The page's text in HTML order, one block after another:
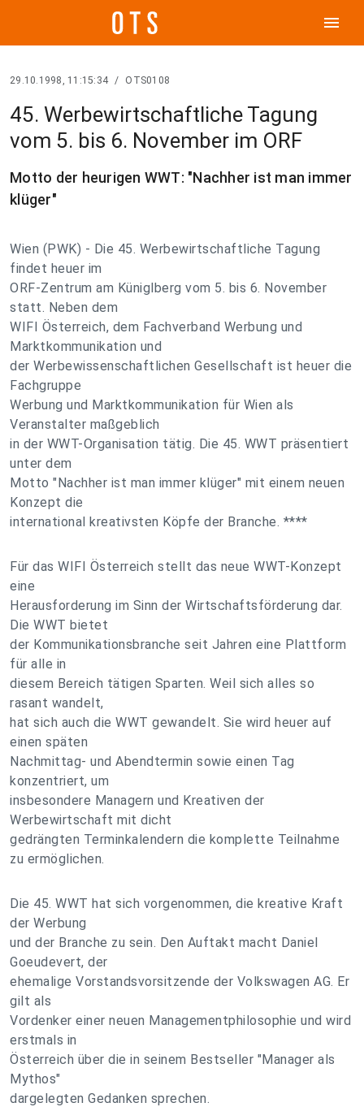
menu
29.10.1998, 11:15:34 / OTS0108
45. Werbewirtschaftliche Tagung
vom 5. bis 6. November im ORF
Motto der heurigen WWT: "Nachher ist man immer
klüger"
Wien (PWK) - Die 45. Werbewirtschaftliche Tagung
findet heuer im
ORF-Zentrum am Küniglberg vom 5. bis 6. November
statt. Neben dem
WIFI Österreich, dem Fachverband Werbung und
Marktkommunikation und
der Werbewissenschaftlichen Gesellschaft ist heuer die
Fachgruppe
Werbung und Marktkommunikation für Wien als
Veranstalter maßgeblich
in der WWT-Organisation tätig. Die 45. WWT präsentiert
unter dem
Motto "Nachher ist man immer klüger" mit einem neuen
Konzept die
international kreativsten Köpfe der Branche. ****
Für das WIFI Österreich stellt das neue WWT-Konzept
eine
Herausforderung im Sinn der Wirtschaftsförderung dar.
Die WWT bietet
der Kommunikationsbranche seit Jahren eine Plattform
für alle in
diesem Bereich tätigen Sparten. Weil sich alles so
rasant wandelt,
hat sich auch die WWT gewandelt. Sie wird heuer auf
einen späten
Nachmittag- und Abendtermin sowie einen Tag
konzentriert, um
insbesondere Managern und Kreativen der
Werbewirtschaft mit dicht
gedrängten Terminkalendern die komplette Teilnahme
zu ermöglichen.
Die 45. WWT hat sich vorgenommen, die kreative Kraft
der Werbung
und der Branche zu sein. Den Auftakt macht Daniel
Goeudevert, der
ehemalige Vorstandsvorsitzende der Volkswagen AG. Er
gilt als
Vordenker einer neuen Managementphilosophie und wird
erstmals in
Österreich über die in seinem Bestseller "Manager als
Mythos"
dargelegten Gedanken sprechen.